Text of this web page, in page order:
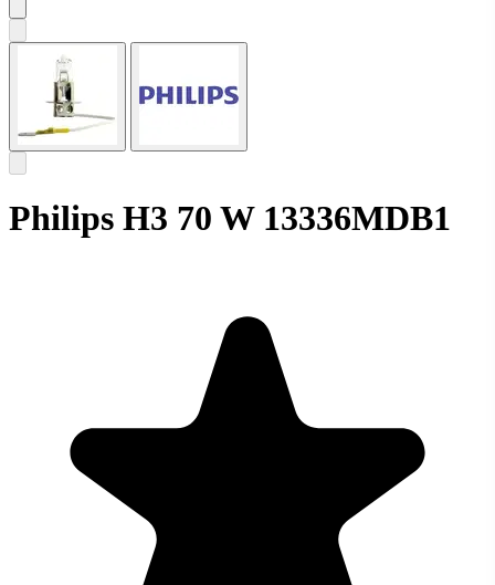
Philips H3 70 W 13336MDB1